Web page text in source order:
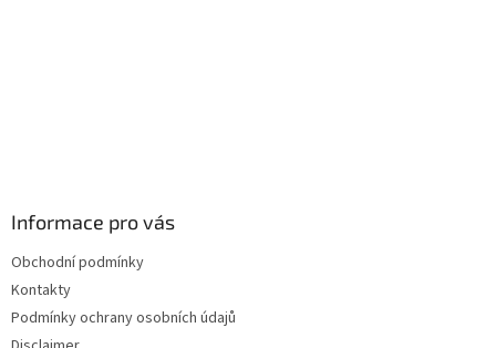
Informace pro vás
Obchodní podmínky
Kontakty
Podmínky ochrany osobních údajů